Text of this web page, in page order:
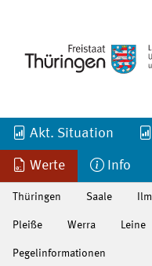
Akt. Situation
Werte Info
Thüringen Saale Ilm
Pleiße Werra Leine
Pegelinformationen